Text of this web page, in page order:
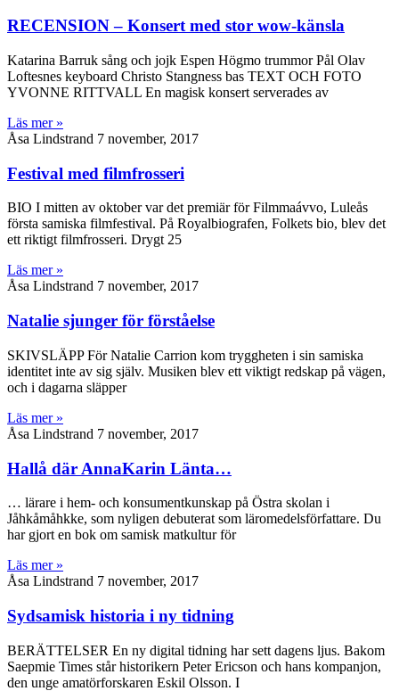
RECENSION – Konsert med stor wow-känsla
Katarina Barruk sång och jojk Espen Högmo trummor Pål Olav
Loftesnes keyboard Christo Stangness bas TEXT OCH FOTO
YVONNE RITTVALL En magisk konsert serverades av
Läs mer »
Åsa Lindstrand 7 november, 2017
Festival med filmfrosseri
BIO I mitten av oktober var det premiär för Filmmaávvo, Luleås
första samiska filmfestival. På Royalbiografen, Folkets bio, blev det
ett riktigt filmfrosseri. Drygt 25
Läs mer »
Åsa Lindstrand 7 november, 2017
Natalie sjunger för förståelse
SKIVSLÄPP För Natalie Carrion kom tryggheten i sin samiska
identitet inte av sig själv. Musiken blev ett viktigt redskap på vägen,
och i dagarna släpper
Läs mer »
Åsa Lindstrand 7 november, 2017
Hallå där AnnaKarin Länta…
… lärare i hem- och konsumentkunskap på Östra skolan i
Jåhkåmåhkke, som nyligen debuterat som läromedelsförfattare. Du
har gjort en bok om samisk matkultur för
Läs mer »
Åsa Lindstrand 7 november, 2017
Sydsamisk historia i ny tidning
BERÄTTELSER En ny digital tidning har sett dagens ljus. Bakom
Saepmie Times står historikern Peter Ericson och hans kompanjon,
den unge amatörforskaren Eskil Olsson. I